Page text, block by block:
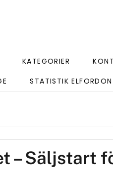
KATEGORIER
STATISTIK ELFORDON
– Säljstart